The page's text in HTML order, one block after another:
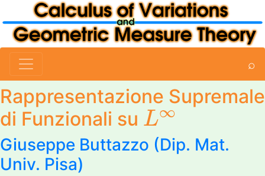
⌕
Rappresentazione Supremale
di Funzionali su L∞
L∞
Giuseppe Buttazzo (Dip. Mat.
Univ. Pisa)